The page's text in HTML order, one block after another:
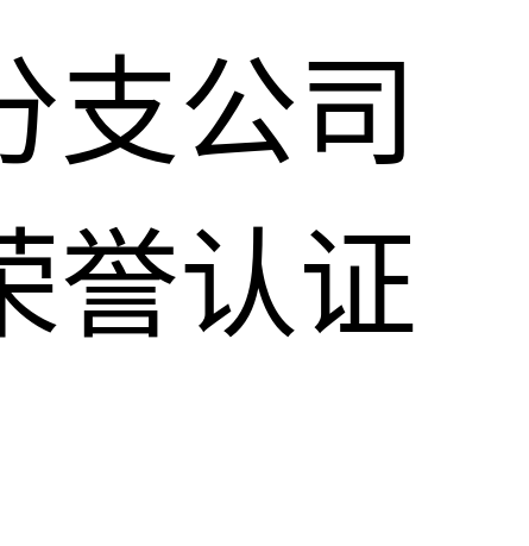
支公司
誉认证